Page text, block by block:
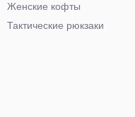
Женские кофты
Тактические рюкзаки